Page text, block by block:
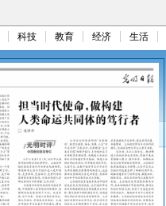
科技 教育 经济 生活